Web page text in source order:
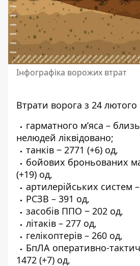
Інфографіка ворожих втрат
Втрати ворога з 24
гарматного м’яса –
нелюдей ліквідовано;
танків ‒ 2771 (+6) од,
бойових броньованих
(+19) од,
артилерійських систем
РСЗВ – 391 од,
засобів ППО ‒ 202 од,
літаків – 277 од,
гелікоптерів – 260 од,
БпЛА оперативно-
1472 (+7) од,